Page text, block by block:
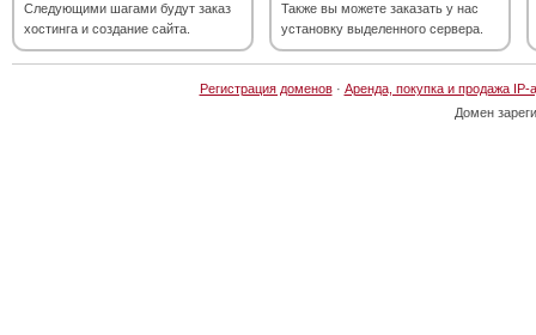
Следующими шагами будут заказ
хостинга и создание сайта.
Также вы можете заказать у нас
установку выделенного сервера.
Регистрация доменов· Аренда, покупка и продажа IP-
Домен